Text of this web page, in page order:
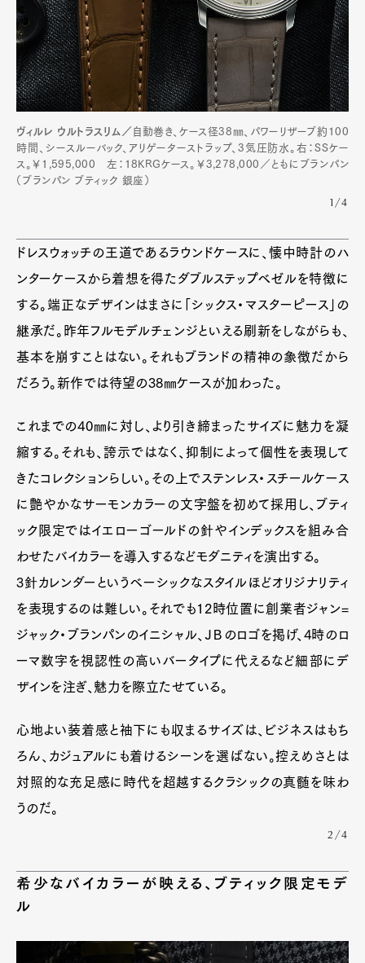
ヴィルレ ウルトラスリム／ 自動巻き、ケース径38㎜、パワーリザーブ約100
時間、シースルーバック、アリゲーターストラップ、3気圧防水。右：SSケー
ス。￥1,595,000 左：18KRGケース。￥3,278,000／ともにブランパン
（ブランパン ブティック 銀座）
1/4
ドレスウォッチの王道であるラウンドケースに、懐中時計のハ
ンターケースから着想を得たダブルステップベゼルを特徴に
する。端正なデザインはまさに「シックス・マスターピース」の
継承だ。昨年フルモデルチェンジといえる刷新をしながらも、
基本を崩すことはない。それもブランドの精神の象徴だから
だろう。新作では待望の38㎜ケースが加わった。
これまでの40㎜に対し、より引き締まったサイズに魅力を凝
縮する。それも、誇示ではなく、抑制によって個性を表現して
きたコレクションらしい。その上でステンレス・スチールケース
に艶やかなサーモンカラーの文字盤を初めて採用し、ブティ
ック限定ではイエローゴールドの針やインデックスを組み合
わせたバイカラーを導入するなどモダニティを演出する。
3針カレンダーというベーシックなスタイルほどオリジナリティ
を表現するのは難しい。それでも12時位置に創業者ジャン=
ジャック・ブランパンのイニシャル、ＪＢのロゴを掲げ、4時のロ
ーマ数字を視認性の高いバータイプに代えるなど細部にデ
ザインを注ぎ、魅力を際立たせている。
心地よい装着感と袖下にも収まるサイズは、ビジネスはもち
ろん、カジュアルにも着けるシーンを選ばない。控えめさとは
対照的な充足感に時代を超越するクラシックの真髄を味わ
うのだ。
2/4
希少なバイカラーが映える、ブティック限定モデ
ル